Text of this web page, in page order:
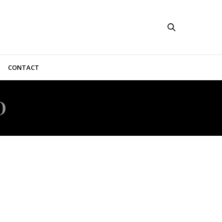
CONTACT